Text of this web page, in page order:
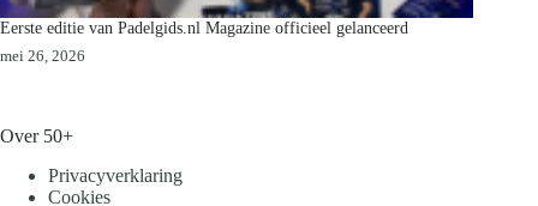
Eerste editie van Padelgids.nl Magazine officieel gelanceerd
mei 26, 2026
Over 50+
Privacyverklaring
Cookies